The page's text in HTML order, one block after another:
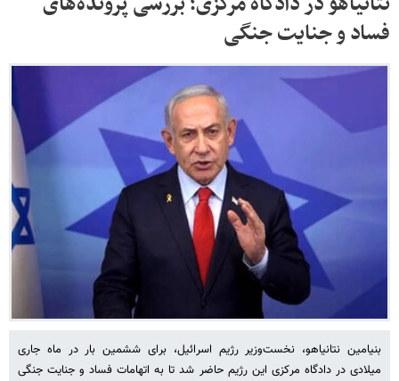
فساد و جنایت جنگی
بنیامین نتانیاهو، نخست‌وزیر رژیم اسرائیل، برای ششمین بار در ماه جاری
میلادی در دادگاه مرکزی این رژیم حاضر شد تا به اتهامات فساد و جنایت جنگی